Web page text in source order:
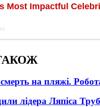
на пляжі.
лідера Ляпіса